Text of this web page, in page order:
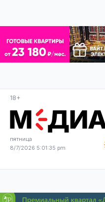
18+
пятница
8/7/2026 5:01:35 pm